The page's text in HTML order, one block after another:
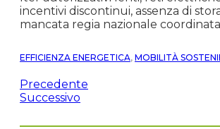
incentivi discontinui, assenza di
mancata regia nazionale
EFFICIENZA ENERGETICA, MOBILITÀ
Precedente
Successivo